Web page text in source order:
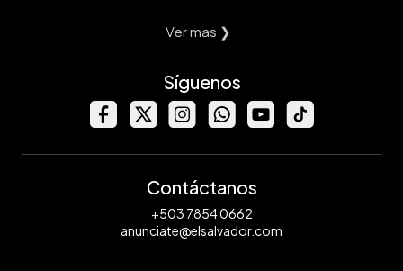
Ver mas ❯
Síguenos
Contáctanos
+503 7854 0662
anunciate@elsalvador.com